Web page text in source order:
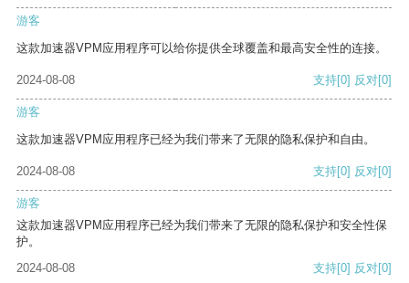
游客
这款加速器VPM应用程序可以给你提供全球覆盖和最高安全性的连接。
2024-08-08 支持[0] 反对[0]
游客
这款加速器VPM应用程序已经为我们带来了无限的隐私保护和自由。
2024-08-08 支持[0] 反对[0]
游客
这款加速器VPM应用程序已经为我们带来了无限的隐私保护和安全性保
护。
2024-08-08
支持[0] 反对[0]